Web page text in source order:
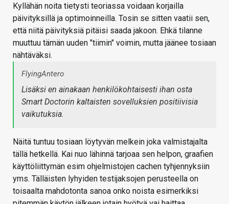
Kyllähän noita tietysti teoriassa voidaan korjailla
päivityksillä ja optimoinneilla. Tosin se sitten vaatii sen,
että niitä päivityksiä pitäisi saada jakoon. Ehkä tilanne
muuttuu tämän uuden "tiimin" voimin, mutta jäänee tosiaan
nähtäväksi.
FlyingAntero
Lisäksi en ainakaan henkilökohtaisesti ihan osta
Smart Doctorin kaltaisten sovelluksien positiivisia
vaikutuksia.
Näitä tuntuu tosiaan löytyvän melkein joka valmistajalta
tällä hetkellä. Kai nuo lähinnä tarjoaa sen helpon, graafien
käyttöliittymän esim ohjelmistojen cachen tyhjennyksiin
yms. Tälläisten lyhyiden testijaksojen perusteella on
toisaalta mahdotonta sanoa onko noista esimerkiksi